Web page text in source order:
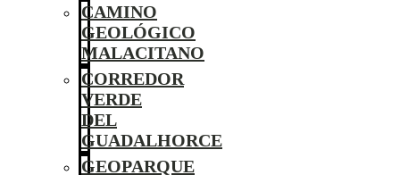
CAMINO
GEOLÓGICO
MALACITANO
CORREDOR
VERDE
DEL
GUADALHORCE
GEOPARQUE